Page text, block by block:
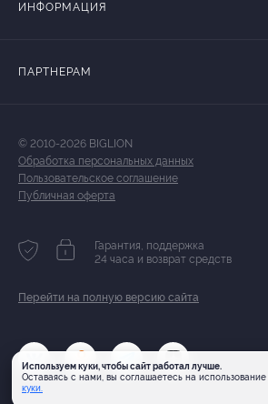
Используем куки, чтобы сайт работал лучше.
Оставаясь с нами, вы соглашаетесь на использование
куки.
ИНФОРМАЦИЯ
ПАРТНЕРАМ
© 2010-2026 BIGLION
Обработка персональных данных
Пользовательское соглашение
Публичная оферта
Гарантия, поддержка
24 часа и возврат средств
Перейти на полную версию сайта